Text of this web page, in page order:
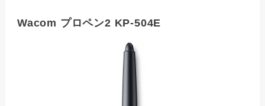
Wacom プロペン2 KP-504E